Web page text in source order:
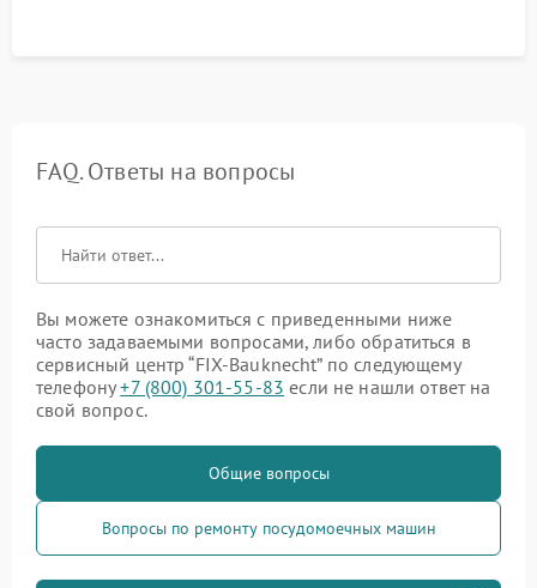
FAQ. Ответы на вопросы
Вы можете ознакомиться с приведенными ниже
часто задаваемыми вопросами, либо обратиться в
сервисный центр “FIX-Bauknecht” по следующему
телефону+7 (800) 301-55-83 если не нашли ответ на
свой вопрос.
Общие вопросы
Вопросы по ремонту посудомоечных машин